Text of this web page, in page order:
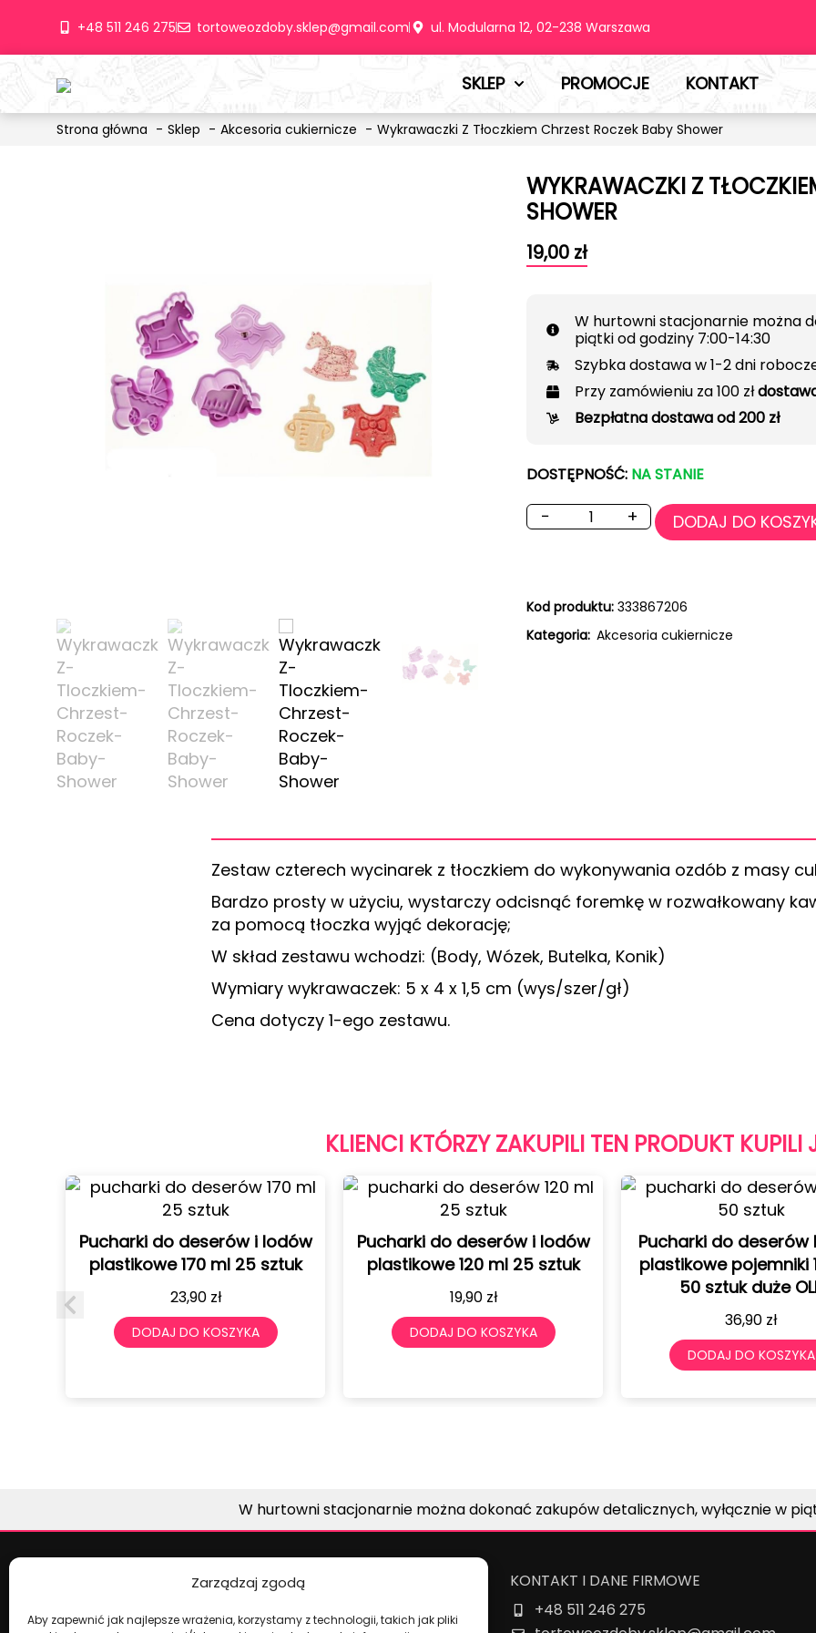
Zarządzaj zgodą
Aby zapewnić jak najlepsze wrażenia, korzystamy z technologii, takich jak pliki
+48 511 246 275 tortoweozdoby.sklep@gmail.com ul. Modularna 12, 02-238 Warszawa
SKLEP PROMOCJE KONTAKT
Strona główna Sklep Akcesoria cukiernicze Wykrawaczki Z Tłoczkiem Chrzest Roczek Baby Shower
WYKRAWACZKI Z
SHOWER
19,00 zł
W hurtowni stacjonarnie można
piątki od godziny 7:00-14:30
Szybka dostawa w 1-2 dni
Przy zamówieniu za 100 zł
Bezpłatna dostawa od 200 zł
DOSTĘPNOŚĆ: NA STANIE
− + DODAJ DO
Kod produktu: 333867206
Kategoria: Akcesoria cukiernicze
Zestaw czterech wycinarek z tłoczkiem do wykonywania ozdób z masy
Bardzo prosty w użyciu, wystarczy odcisnąć foremkę w rozwałkowany
za pomocą tłoczka wyjąć dekorację;
W skład zestawu wchodzi: (Body, Wózek, Butelka, Konik)
Wymiary wykrawaczek: 5 x 4 x 1,5 cm (wys/szer/gł)
Cena dotyczy 1-ego zestawu.
KLIENCI KTÓRZY ZAKUPILI TEN PRODUKT KUPILI
i lodów
ml 25 sztuk
Pucharki do deserów i lodów
plastikowe 120 ml 25 sztuk
DODAJ DO KOSZYKA
Pucharki do deserów lodów
plastikowe pojemniki 170 ml
50 sztuk duże OLK
36,90
50
W hurtowni stacjonarnie można dokonać zakupów detalicznych, wyłącznie w
Dekoracje na torty i akcesoria imprezowe
KONTAKT I DANE FIRMOWE
+48 511 246 275